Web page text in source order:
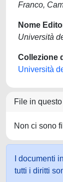
Franco,
Nome
Università
Collezione
Università
File in
Non ci sono
I documenti
tutti i diritti